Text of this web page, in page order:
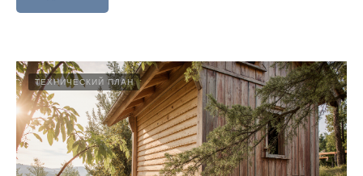
ТЕХНИЧЕСКИЙ ПЛАН